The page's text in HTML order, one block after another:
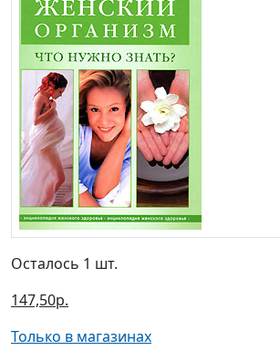
Осталось 1 шт.
147,50р.
Только в магазинах